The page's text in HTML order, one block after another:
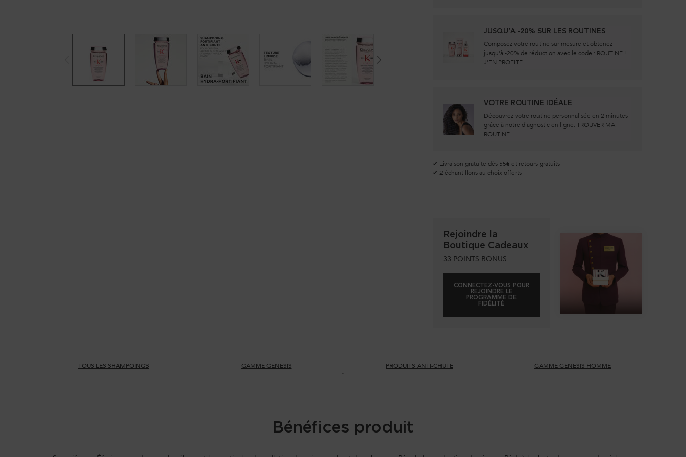
JUSQU’A -20% SUR LES ROUTINES
Composez votre routine sur-mesure et obtenez
jusqu’à -20% de réduction avec le code : ROUTINE !
J’EN PROFITE
VOTRE ROUTINE IDÉALE
Découvrez votre routine personnalisée en 2 minutes
grâce à notre diagnostic en ligne. TROUVER MA
ROUTINE
✔ Livraison gratuite dès 55€ et retours gratuits
✔ 2 échantillons au choix offerts
Rejoindre la
Boutique Cadeaux
33 POINTS BONUS
CONNECTEZ-VOUS POUR
REJOINDRE LE
PROGRAMME DE
FIDÉLITÉ
TOUS LES SHAMPOINGS GAMME GENESIS PRODUITS ANTI-CHUTE GAMME GENESIS HOMME
Bénéfices produit